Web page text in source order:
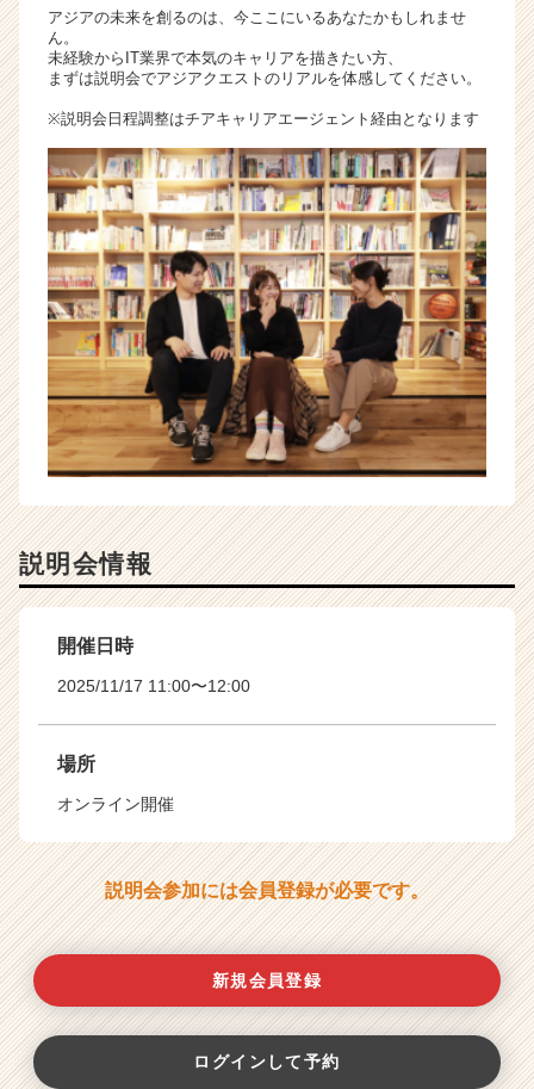
アジアの未来を創るのは、今ここにいるあなたかもしれませ
ん。
未経験からIT業界で本気のキャリアを描きたい方、
まずは説明会でアジアクエストのリアルを体感してください。
※説明会日程調整はチアキャリアエージェント経由となります
説明会情報
開催日時
2025/11/17 11:00〜12:00
場所
オンライン開催
説明会参加には会員登録が必要です。
新規会員登録
ログインして予約